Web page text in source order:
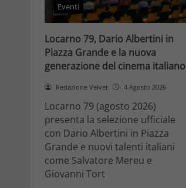
Eventi
Locarno 79, Dario Albertini in
Piazza Grande e la nuova
generazione del cinema italiano
Redazione Velvet 4 Agosto 2026
Locarno 79 (agosto 2026)
presenta la selezione ufficiale
con Dario Albertini in Piazza
Grande e nuovi talenti italiani
come Salvatore Mereu e
Giovanni Tort